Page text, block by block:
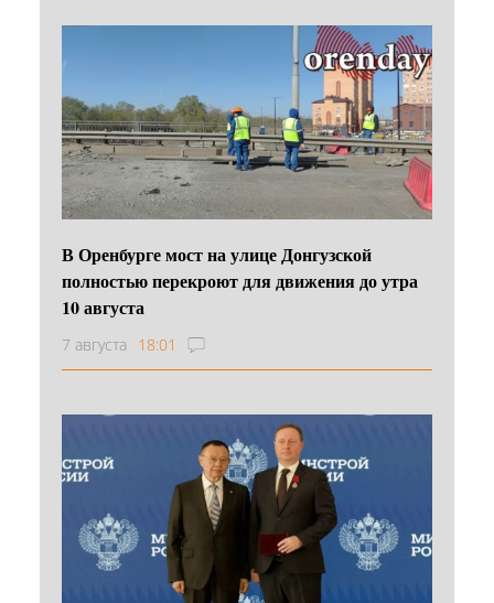
В Оренбурге мост на улице Донгузской
полностью перекроют для движения до утра
10 августа
7 августа 18:01